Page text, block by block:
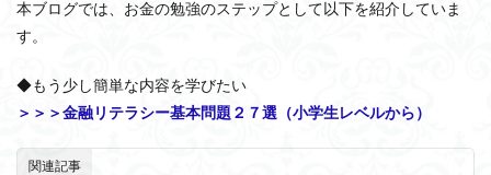
本ブログでは、お金の勉強のステップとして以下を紹介していま
す。
◆もう少し簡単な内容を学びたい
＞＞＞金融リテラシー基本問題２７選（小学生レベルから）
関連記事